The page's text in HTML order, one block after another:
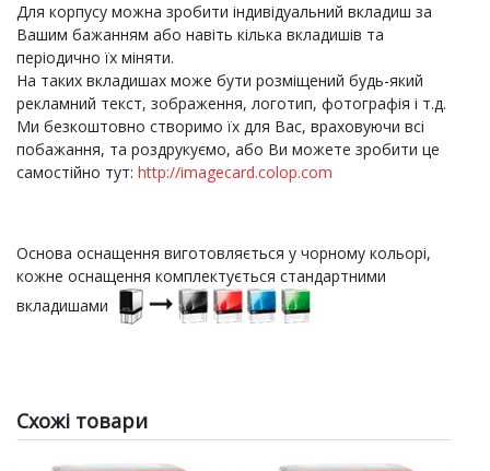
Для корпусу можна зробити індивідуальний вкладиш за
Вашим бажанням або навіть кілька вкладишів та
періодично їх міняти.
На таких вкладишах може бути розміщений будь-який
рекламний текст, зображення, логотип, фотографія і т.д.
Ми безкоштовно створимо їх для Вас, враховуючи всі
побажання, та роздрукуємо, або Ви можете зробити це
самостійно тут: http://imagecard.colop.com
Основа оснащення виготовляється у чорному кольорі,
кожне оснащення комплектується стандартними
вкладишами
Схожі товари